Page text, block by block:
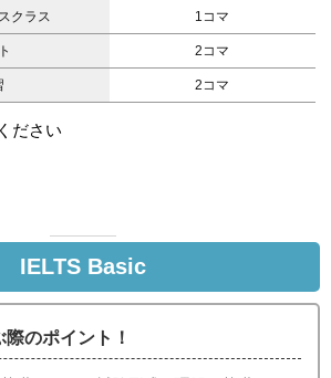
クラス 1コマ
2コマ
2コマ
ください
IELTS Basic
のポイント！